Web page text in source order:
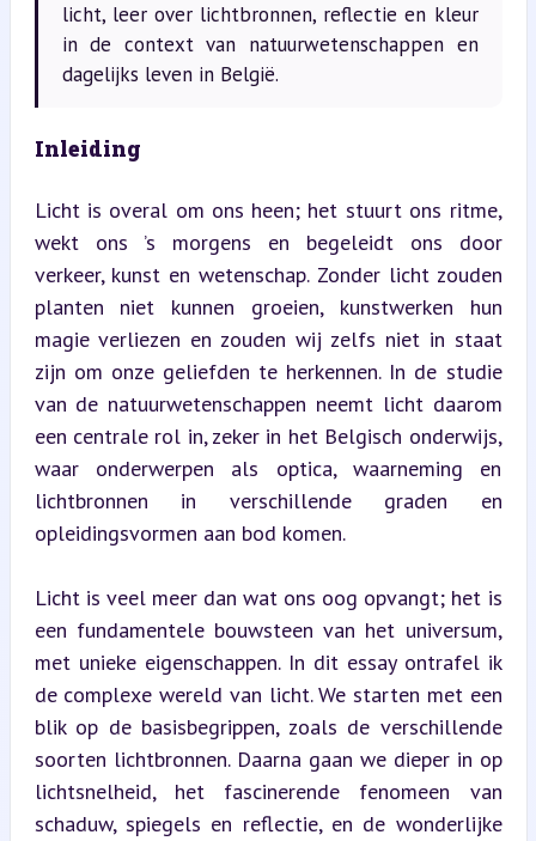
licht, leer over lichtbronnen, reflectie en kleur
in de context van natuurwetenschappen en
dagelijks leven in België.
Inleiding
Licht is overal om ons heen; het stuurt ons ritme,
wekt ons ’s morgens en begeleidt ons door
verkeer, kunst en wetenschap. Zonder licht zouden
planten niet kunnen groeien, kunstwerken hun
magie verliezen en zouden wij zelfs niet in staat
zijn om onze geliefden te herkennen. In de studie
van de natuurwetenschappen neemt licht daarom
een centrale rol in, zeker in het Belgisch onderwijs,
waar onderwerpen als optica, waarneming en
lichtbronnen in verschillende graden en
opleidingsvormen aan bod komen.
Licht is veel meer dan wat ons oog opvangt; het is
een fundamentele bouwsteen van het universum,
met unieke eigenschappen. In dit essay ontrafel ik
de complexe wereld van licht. We starten met een
blik op de basisbegrippen, zoals de verschillende
soorten lichtbronnen. Daarna gaan we dieper in op
lichtsnelheid, het fascinerende fenomeen van
schaduw, spiegels en reflectie, en de wonderlijke